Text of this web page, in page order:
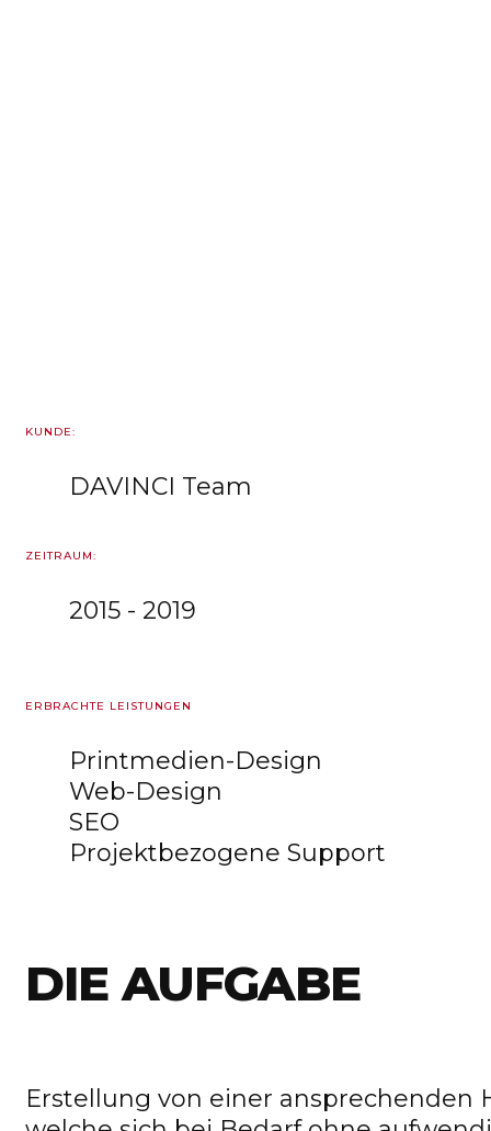
KUNDE:
DAVINCI Team
ZEITRAUM:
2015 - 2019
ERBRACHTE LEISTUNGEN
Printmedien-Design
Web-Design
SEO
Projektbezogene Support
DIE AUFGABE
Erstellung von einer